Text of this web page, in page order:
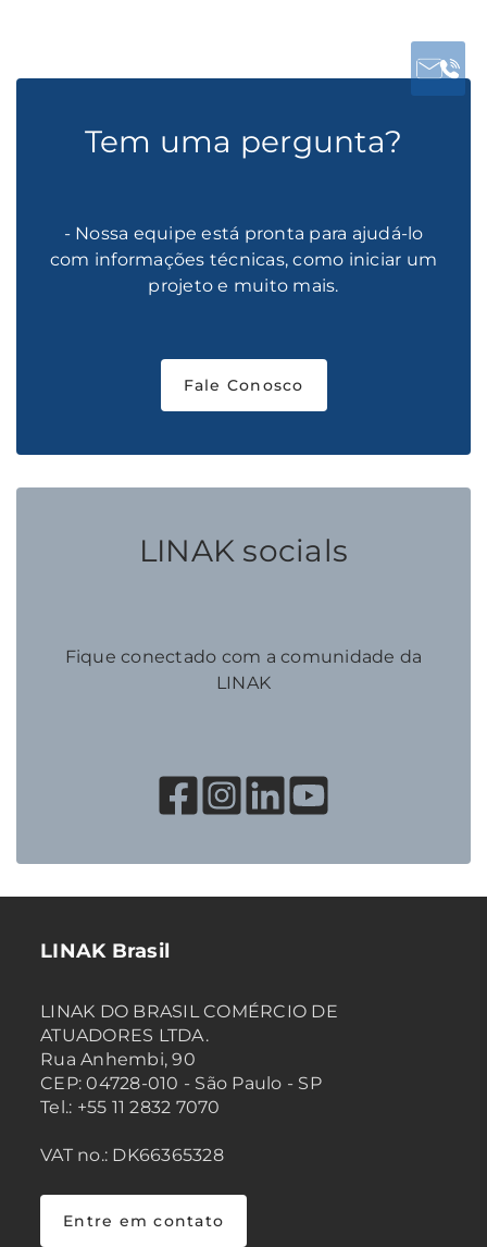
Tem uma pergunta?
- Nossa equipe está pronta para ajudá-lo
com informações técnicas, como iniciar um
projeto e muito mais.
Fale Conosco
LINAK socials
Fique conectado com a comunidade da
LINAK
LINAK Brasil
LINAK DO BRASIL COMÉRCIO DE
ATUADORES LTDA.
Rua Anhembi, 90
CEP: 04728-010 - São Paulo - SP
Tel.: +55 11 2832 7070
VAT no.: DK66365328
Entre em contato